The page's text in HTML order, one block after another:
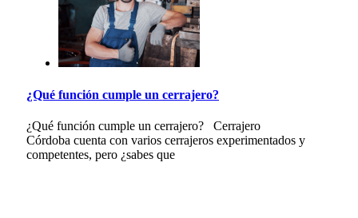
¿Qué función cumple un cerrajero?
¿Qué función cumple un cerrajero? Cerrajero
Córdoba cuenta con varios cerrajeros experimentados y
competentes, pero ¿sabes que